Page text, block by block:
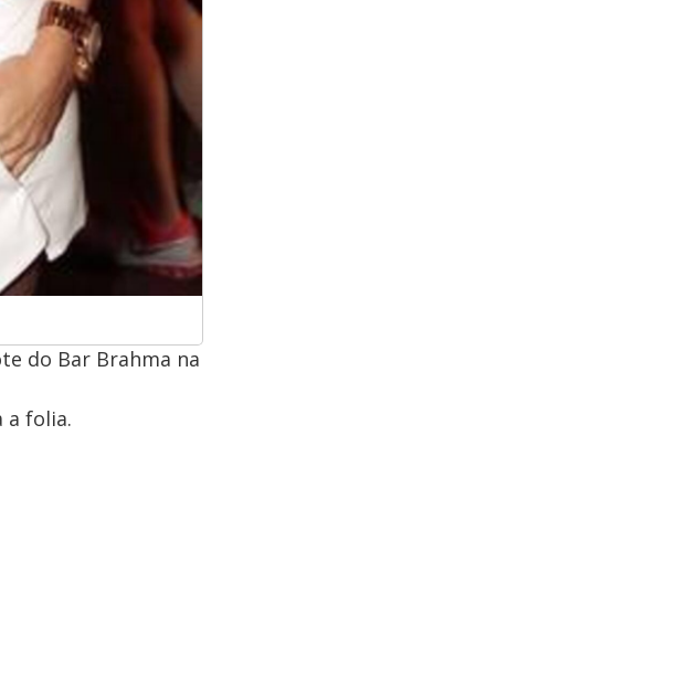
do Bar Brahma na
a folia.